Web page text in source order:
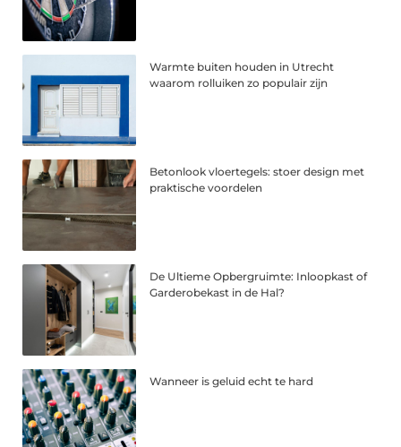
Warmte buiten houden in Utrecht
waarom rolluiken zo populair zijn
Betonlook vloertegels: stoer design met
praktische voordelen
De Ultieme Opbergruimte: Inloopkast of
Garderobekast in de Hal?
Wanneer is geluid echt te hard